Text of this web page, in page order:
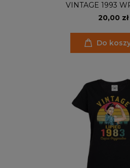
VINTAGE 1993
20,00 zł
Do